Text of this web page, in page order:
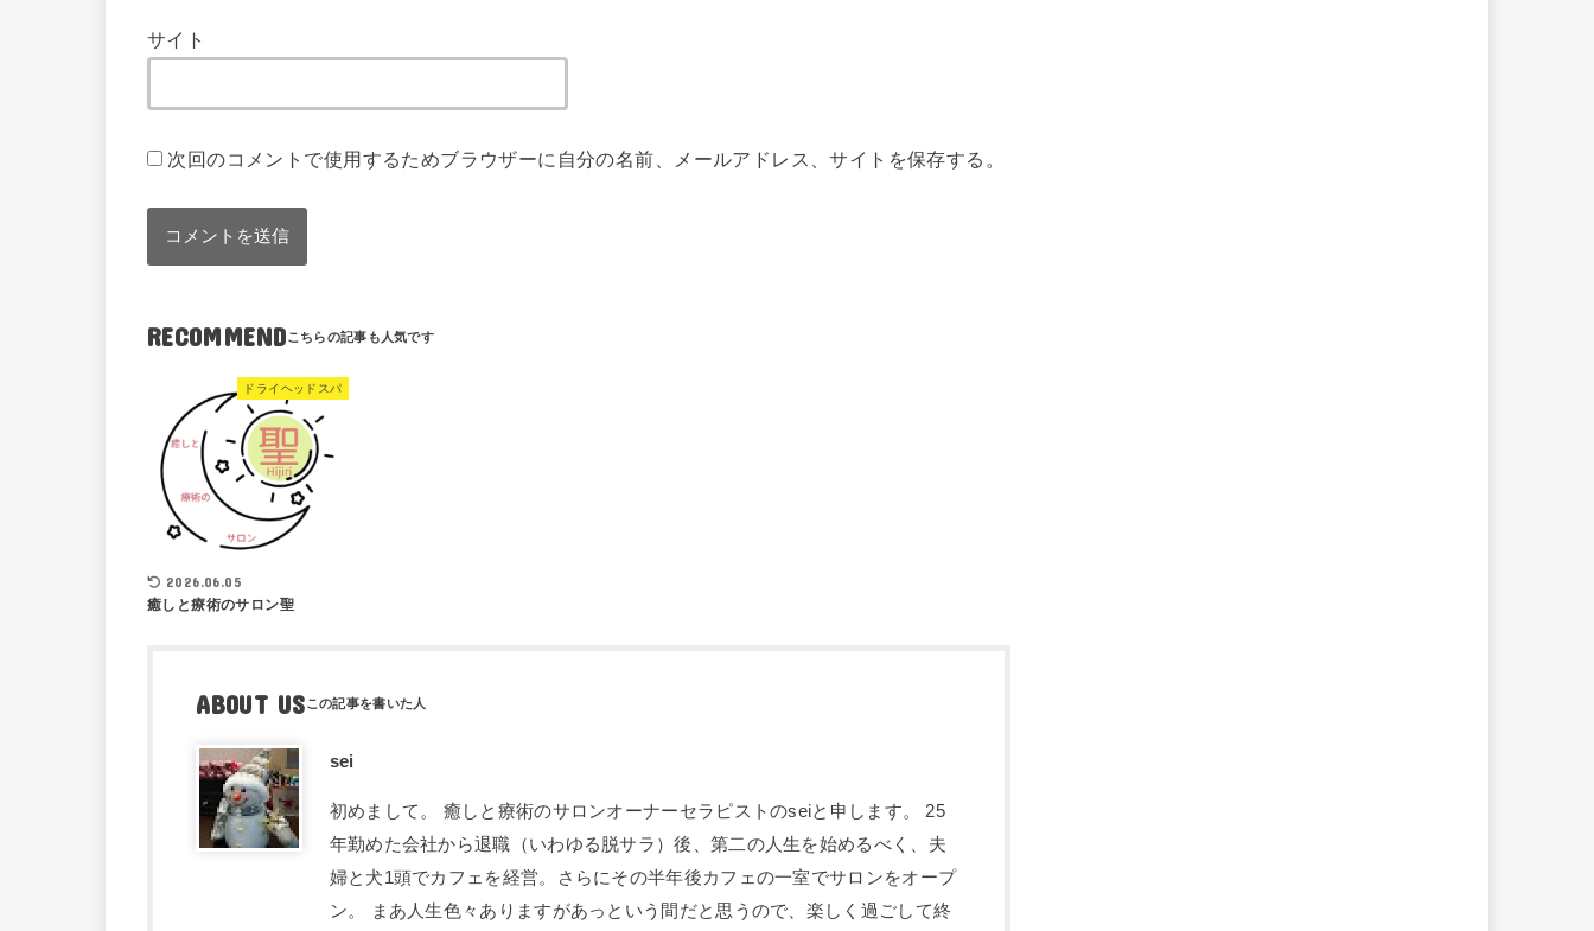
サイト
次回のコメントで使用するためブラウザーに自分の名前、メールアドレス、サイトを保存する。
RECOMMEND
ドライヘッドスパ
2026.06.05
癒しと療術のサロン聖
ABOUT US
sei
初めまして。 癒しと療術のサロンオーナーセラピストのseiと申します。 25
年勤めた会社から退職（いわゆる脱サラ）後、第二の人生を始めるべく、夫
婦と犬1頭でカフェを経営。さらにその半年後カフェの一室でサロンをオープ
ン。 まあ人生色々ありますがあっという間だと思うので、楽しく過ごして終